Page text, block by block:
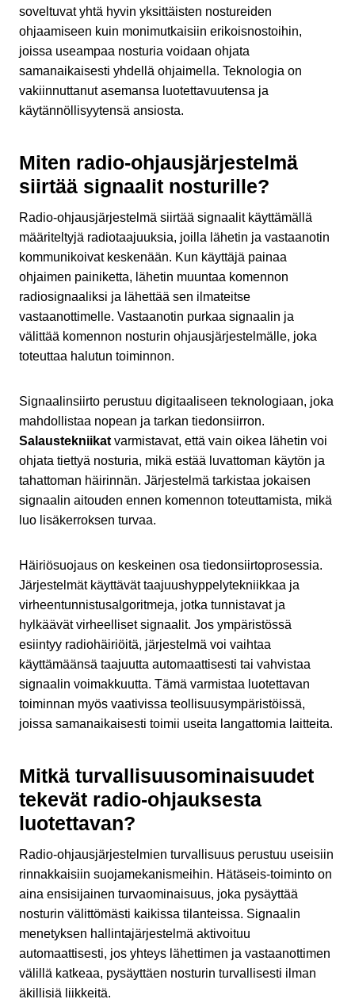
soveltuvat yhtä hyvin yksittäisten nostureiden
ohjaamiseen kuin monimutkaisiin erikoisnostoihin,
joissa useampaa nosturia voidaan ohjata
samanaikaisesti yhdellä ohjaimella. Teknologia on
vakiinnuttanut asemansa luotettavuutensa ja
käytännöllisyytensä ansiosta.
Miten radio-ohjausjärjestelmä
siirtää signaalit nosturille?
Radio-ohjausjärjestelmä siirtää signaalit käyttämällä
määriteltyjä radiotaajuuksia, joilla lähetin ja vastaanotin
kommunikoivat keskenään. Kun käyttäjä painaa
ohjaimen painiketta, lähetin muuntaa komennon
radiosignaaliksi ja lähettää sen ilmateitse
vastaanottimelle. Vastaanotin purkaa signaalin ja
välittää komennon nosturin ohjausjärjestelmälle, joka
toteuttaa halutun toiminnon.
Signaalinsiirto perustuu digitaaliseen teknologiaan, joka
mahdollistaa nopean ja tarkan tiedonsiirron.
Salaustekniikatvarmistavat, että vain oikea lähetin voi
ohjata tiettyä nosturia, mikä estää luvattoman käytön ja
tahattoman häirinnän. Järjestelmä tarkistaa jokaisen
signaalin aitouden ennen komennon toteuttamista, mikä
luo lisäkerroksen turvaa.
Häiriösuojaus on keskeinen osa tiedonsiirtoprosessia.
Järjestelmät käyttävät taajuushyppelytekniikkaa ja
virheentunnistusalgoritmeja, jotka tunnistavat ja
hylkäävät virheelliset signaalit. Jos ympäristössä
esiintyy radiohäiriöitä, järjestelmä voi vaihtaa
käyttämäänsä taajuutta automaattisesti tai vahvistaa
signaalin voimakkuutta. Tämä varmistaa luotettavan
toiminnan myös vaativissa teollisuusympäristöissä,
joissa samanaikaisesti toimii useita langattomia laitteita.
Mitkä turvallisuusominaisuudet
tekevät radio-ohjauksesta
luotettavan?
Radio-ohjausjärjestelmien turvallisuus perustuu useisiin
rinnakkaisiin suojamekanismeihin. Hätäseis-toiminto on
aina ensisijainen turvaominaisuus, joka pysäyttää
nosturin välittömästi kaikissa tilanteissa. Signaalin
menetyksen hallintajärjestelmä aktivoituu
automaattisesti, jos yhteys lähettimen ja vastaanottimen
välillä katkeaa, pysäyttäen nosturin turvallisesti ilman
äkillisiä liikkeitä.